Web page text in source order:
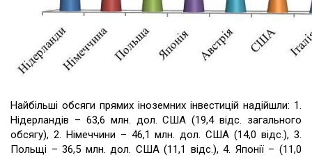
Найбільші обсяги прямих іноземних інвестицій надійшли: 1.
Нідерландів – 63,6 млн. дол. США (19,4 відс. загального
обсягу), 2. Німеччини – 46,1 млн. дол. США (14,0 відс.), 3.
Польщі – 36,5 млн. дол. США (11,1 відс.), 4. Японії – (11,0